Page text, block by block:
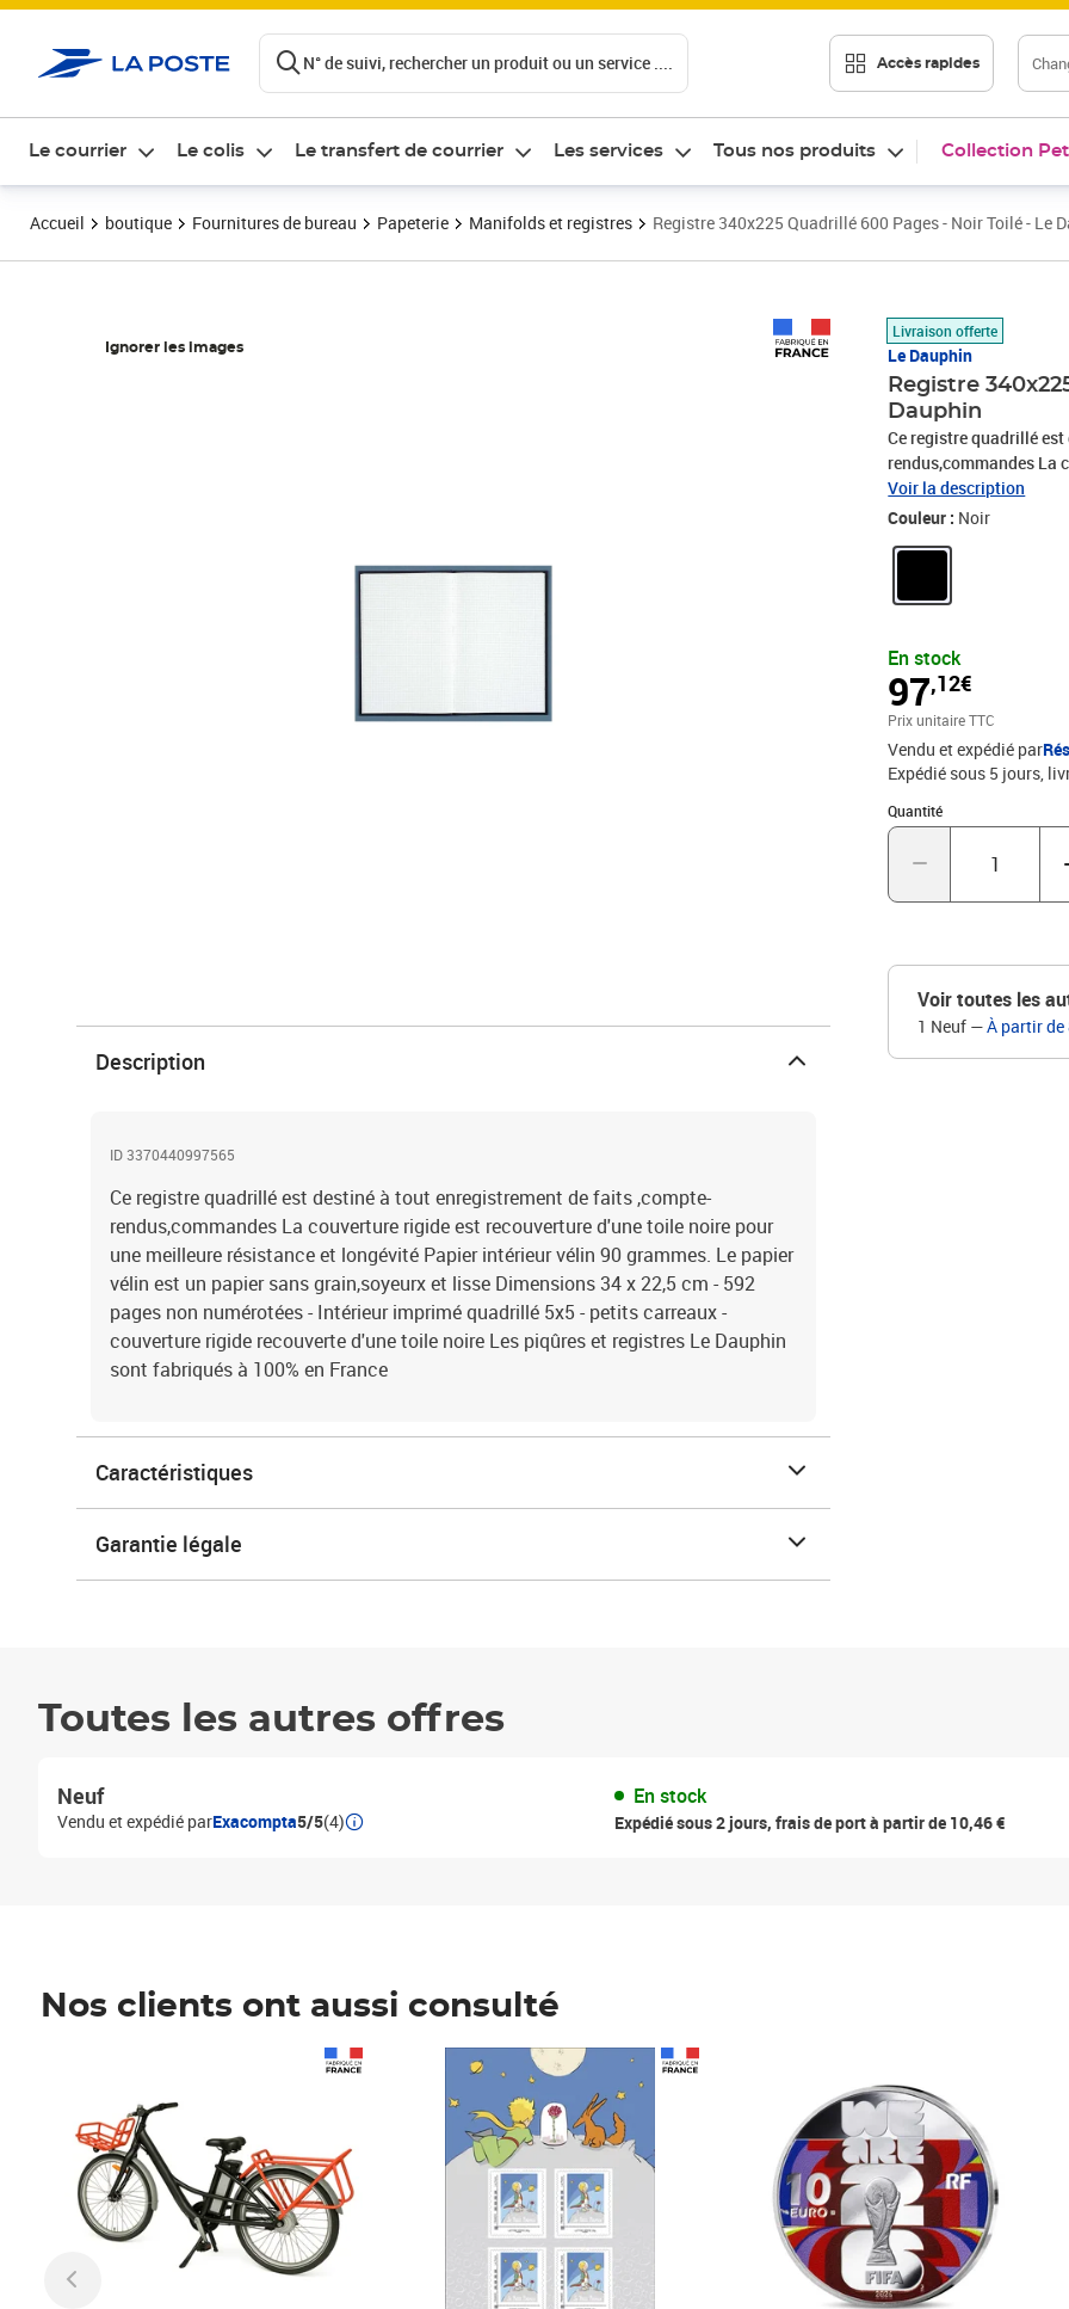
N° de suivi, rechercher un produit ou un service .... Accès rapides
Le courrier Le colis Le transfert de courrier Les services Tous nos produits Collection
Accueil boutique Fournitures de bureau Papeterie Manifolds et registres Registre 340x225 Quadrillé 600 Pages - Noir Toilé - Le
Ignorer les images
Livraison offerte
Le Dauphin
Registre
Dauphin
Ce registre quadrillé
rendus,commandes La
meilleure résistance et
est un papier sans
Voir la description
Couleur : Noir
En stock
97,12€
Prix 97,12€
Prix unitaire TTC
Vendu et expédié par
Expédié sous 5 jours
Quantité
Quantité : 1
Voir toutes les
1 Neuf —À partir de
Description
ID 3370440997565
Ce registre quadrillé est destiné à tout enregistrement de faits ,compte-
rendus,commandes La couverture rigide est recouverture d'une toile noire pour
une meilleure résistance et longévité Papier intérieur vélin 90 grammes. Le papier
vélin est un papier sans grain,soyeurx et lisse Dimensions 34 x 22,5 cm - 592
pages non numérotées - Intérieur imprimé quadrillé 5x5 - petits carreaux -
couverture rigide recouverte d'une toile noire Les piqûres et registres Le Dauphin
sont fabriqués à 100% en France
Caractéristiques
Garantie légale
Toutes les autres offres
Neuf
Vendu et expédié parExacompta5/5(4)
En stock
Expédié sous 2 jours, frais de port à partir de 10,46 €
Nos clients ont aussi consulté
Prix 7,50€